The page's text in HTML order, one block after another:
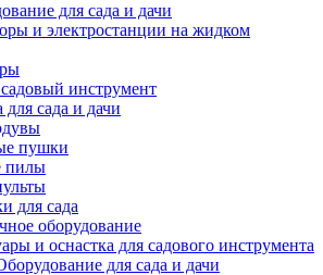
для сада и дачи
и электростанции на жидком
инструмент
для сада и дачи
пушки
пилы
для сада
оборудование
и оснастка для садового инструмента
для сада и дачи